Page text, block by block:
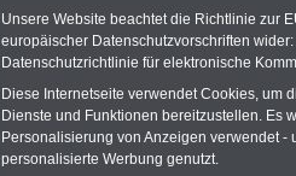
Vorteile für den öffentlichen
Vergleichen und sparen
Bausparen schon ab 16 Jahren
Berufsunfähigkeitsabsicherung
Unsere Website beachtet die Richtlinie zur
europäischer Datenschutzvorschriften
Datenschutzrichtlinie für elektronische
Diese Internetseite verwendet Cookies, um
Dienste und Funktionen bereitzustellen. Es
Personalisierung von Anzeigen verwendet
personalisierte Werbung genutzt.